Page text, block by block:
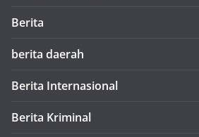
Berita
berita daerah
Berita Internasional
Berita Kriminal